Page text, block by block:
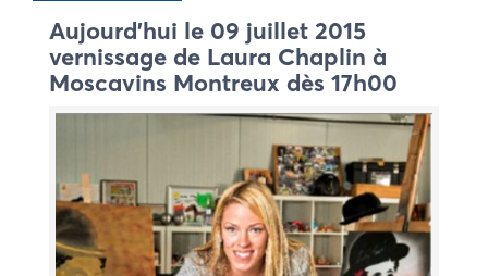
Aujourd’hui le 09 juillet 2015
vernissage de Laura Chaplin à
Moscavins Montreux dès 17h00